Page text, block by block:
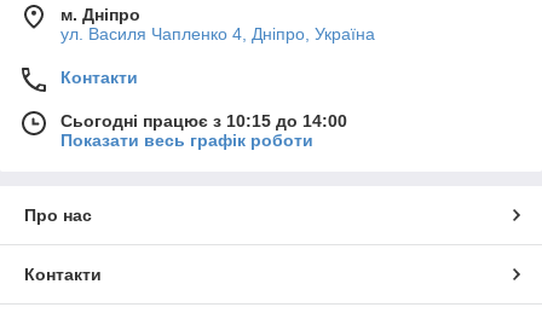
м. Дніпро
ул. Василя Чапленко 4, Дніпро, Україна
Контакти
Сьогодні працює з 10:15 до 14:00
Показати весь графік роботи
Про нас
Контакти